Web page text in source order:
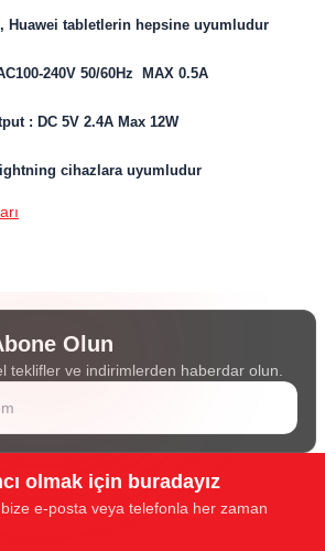
Huawei tabletlerin hepsine uyumludur
240V 50/60Hz MAX 0.5A
: DC 5V 2.4A Max 12W
cihazlara uyumludur
Olun
teklifler ve indirimlerden haberdar olun.
olmak için buradayız
bize e-posta veya telefonla her zaman